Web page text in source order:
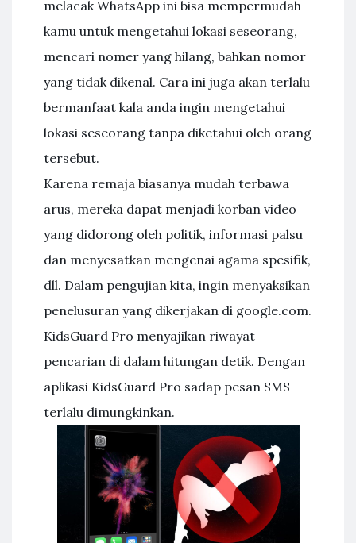
melacak WhatsApp ini bisa mempermudah
kamu untuk mengetahui lokasi seseorang,
mencari nomer yang hilang, bahkan nomor
yang tidak dikenal. Cara ini juga akan terlalu
bermanfaat kala anda ingin mengetahui
lokasi seseorang tanpa diketahui oleh orang
tersebut.
Karena remaja biasanya mudah terbawa
arus, mereka dapat menjadi korban video
yang didorong oleh politik, informasi palsu
dan menyesatkan mengenai agama spesifik,
dll. Dalam pengujian kita, ingin menyaksikan
penelusuran yang dikerjakan di google.com.
KidsGuard Pro menyajikan riwayat
pencarian di dalam hitungan detik. Dengan
aplikasi KidsGuard Pro sadap pesan SMS
terlalu dimungkinkan.